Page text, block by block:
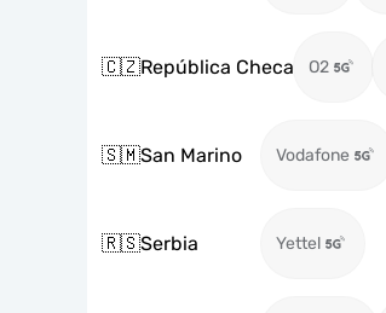
🇨🇿República Checa O2
🇸🇲San Marino Vodafone
🇷🇸Serbia Yettel